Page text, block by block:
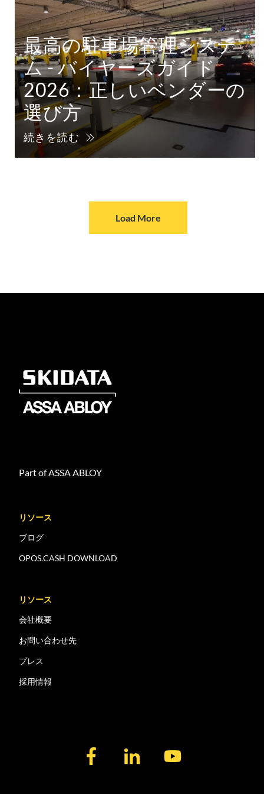
最高の駐車場管理システ
ム - バイヤーズガイド
2026：正しいベンダーの
選び方
続きを読む
Load More
Part of ASSA ABLOY
リソース
ブログ
OPOS.CASH DOWNLOAD
リソース
会社概要
お問い合わせ先
プレス
採用情報